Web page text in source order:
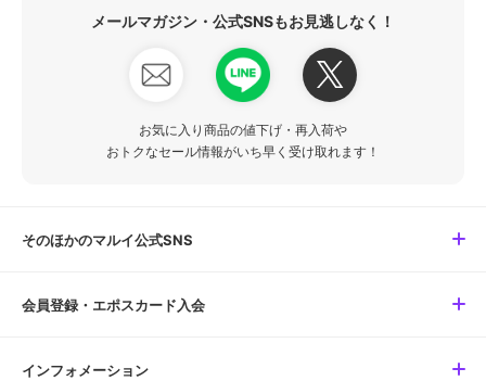
メールマガジン・公式SNSもお見逃しなく！
お気に入り商品の値下げ・再入荷や
おトクなセール情報がいち早く受け取れます！
そのほかのマルイ公式SNS
会員登録・エポスカード入会
インフォメーション